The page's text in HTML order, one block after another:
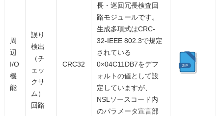
周
辺
I/O
機
能
誤り
検出
（チ
ェッ
クサ
ム）
回路
CRC32
長・巡回冗長検査回
路モジュールです。
生成多項式はCRC-
32-IEEE 802.3で規定
されている
0×04C11DB7をデフ
ォルトの値として設
定していますが、
NSLソースコード内
のパラメータ宣言部